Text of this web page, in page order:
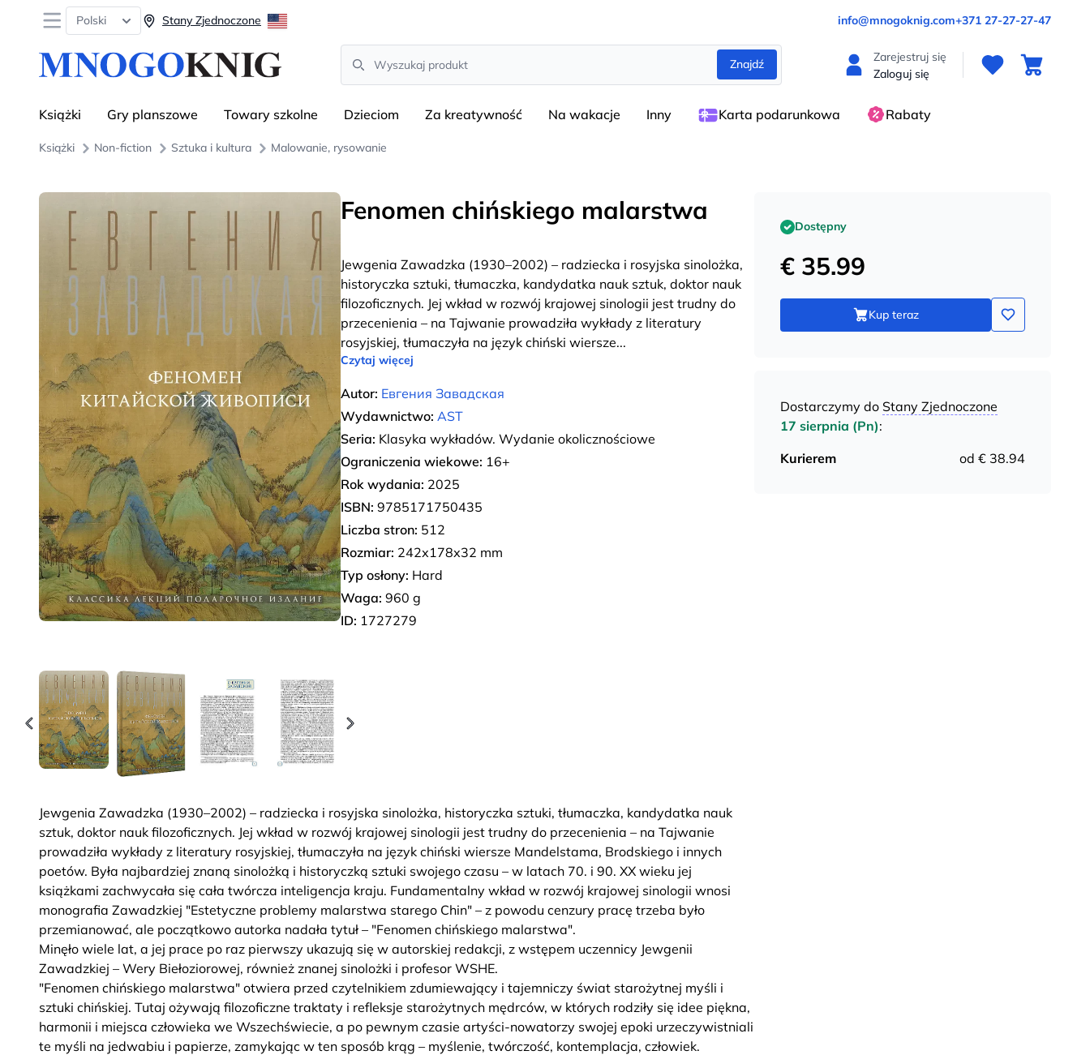
Open menu
Polski Stany Zjednoczone info@mnogoknig.com+371 27-27-27-47
Search
Znajdź
Zarejestruj się
Zaloguj się
Książki Gry planszowe Towary szkolne Dzieciom Za kreatywność Na wakacje Inny Karta podarunkowa Rabaty
Książki Non-fiction Sztuka i kultura Malowanie, rysowanie
Fenomen chińskiego malarstwa
Jewgenia Zawadzka (1930–2002) – radziecka i rosyjska sinolożka,
historyczka sztuki, tłumaczka, kandydatka nauk sztuk, doktor nauk
filozoficznych. Jej wkład w rozwój krajowej sinologii jest trudny do
przecenienia – na Tajwanie prowadziła wykłady z literatury
rosyjskiej, tłumaczyła na język chiński wiersze...
Czytaj więcej
Autor: Евгения Завадская
Wydawnictwo: AST
Seria: Klasyka wykładów. Wydanie okolicznościowe
Ograniczenia wiekowe: 16+
Rok wydania: 2025
ISBN: 9785171750435
Liczba stron: 512
Rozmiar: 242х178х32 mm
Typ osłony: Hard
Waga: 960 g
ID: 1727279
Jewgenia Zawadzka (1930–2002) – radziecka i rosyjska sinolożka, historyczka sztuki, tłumaczka, kandydatka nauk
sztuk, doktor nauk filozoficznych. Jej wkład w rozwój krajowej sinologii jest trudny do przecenienia – na Tajwanie
prowadziła wykłady z literatury rosyjskiej, tłumaczyła na język chiński wiersze Mandelstama, Brodskiego i innych
poetów. Była najbardziej znaną sinolożką i historyczką sztuki swojego czasu – w latach 70. i 90. XX wieku jej
książkami zachwycała się cała twórcza inteligencja kraju. Fundamentalny wkład w rozwój krajowej sinologii wnosi
monografia Zawadzkiej "Estetyczne problemy malarstwa starego Chin" – z powodu cenzury pracę trzeba było
przemianować, ale początkowo autorka nadała tytuł – "Fenomen chińskiego malarstwa".
Minęło wiele lat, a jej prace po raz pierwszy ukazują się w autorskiej redakcji, z wstępem uczennicy Jewgenii
Zawadzkiej – Wery Biełoziorowej, również znanej sinolożki i profesor WSHE.
"Fenomen chińskiego malarstwa" otwiera przed czytelnikiem zdumiewający i tajemniczy świat starożytnej myśli i
sztuki chińskiej. Tutaj ożywają filozoficzne traktaty i refleksje starożytnych mędrców, w których rodziły się idee piękna,
harmonii i miejsca człowieka we Wszechświecie, a po pewnym czasie artyści-nowatorzy swojej epoki urzeczywistniali
te myśli na jedwabiu i papierze, zamykając w ten sposób krąg – myślenie, twórczość, kontemplacja, człowiek.
Dostępny
€ 35.99
Kup teraz
Dostarczymy do Stany Zjednoczone
17 sierpnia (Pn):
Kurierem
od € 38.94